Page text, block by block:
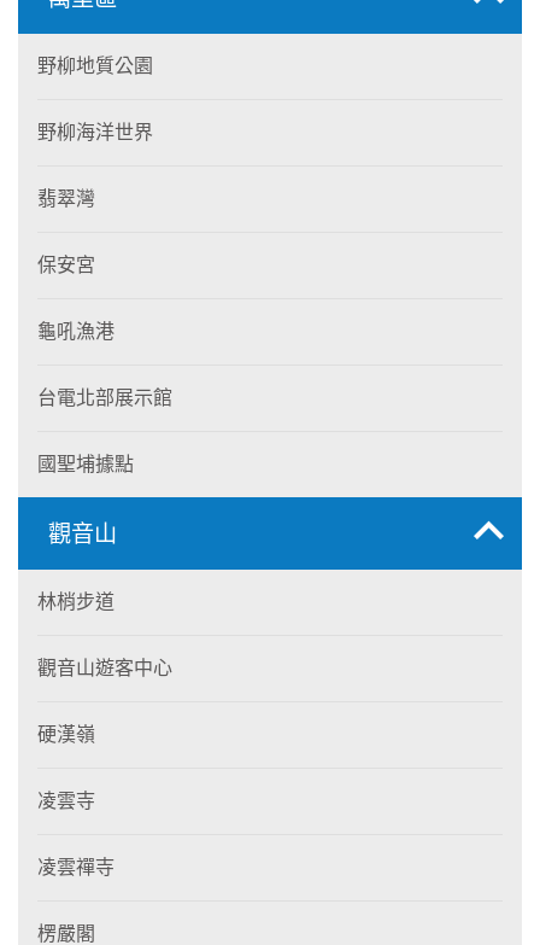
野柳地質公園
野柳海洋世界
翡翠灣
保安宮
龜吼漁港
台電北部展示館
國聖埔據點
觀音山
林梢步道
觀音山遊客中心
硬漢嶺
凌雲寺
凌雲禪寺
楞嚴閣